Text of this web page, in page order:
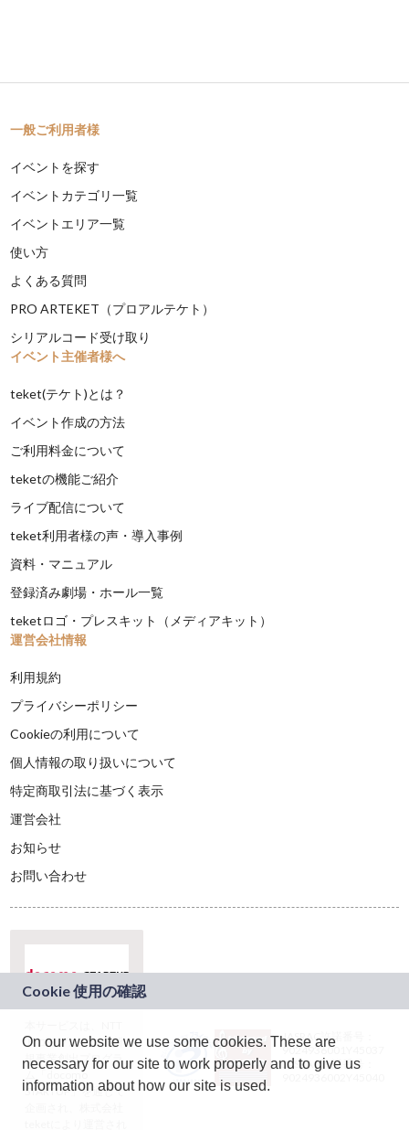
一般ご利用者様
イベントを探す
イベントカテゴリ一覧
イベントエリア一覧
使い方
よくある質問
PRO ARTEKET（プロアルテケト）
シリアルコード受け取り
イベント主催者様へ
teket(テケト)とは？
イベント作成の方法
ご利用料金について
teketの機能ご紹介
ライブ配信について
teket利用者様の声・導入事例
資料・マニュアル
登録済み劇場・ホール一覧
teketロゴ・プレスキット（メディアキット）
運営会社情報
利用規約
プライバシーポリシー
Cookieの利用について
個人情報の取り扱いについて
特定商取引法に基づく表示
運営会社
お知らせ
お問い合わせ
ドコモグループの新
規事業創出プログラ
ム「docomo
STARTUP」を通じて
JASRAC許諾番号：
9024936001Y45037
JASRAC許諾番号：
On our website we use some cookies. These are
necessary for our site to work properly and to give us
information about how our site is used.